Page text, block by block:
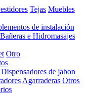
Tejas Muebles
de instalación
Bañeras e Hidromasajes
Otro
Dispensadores de jabon
Agarraderas Otros